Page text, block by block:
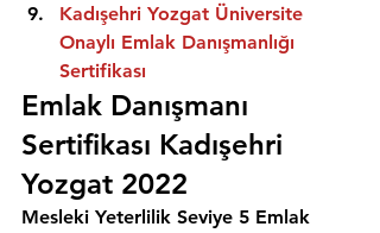
Kadışehri Yozgat Üniversite
Onaylı Emlak Danışmanlığı
Sertifikası
Emlak Danışmanı
Sertifikası Kadışehri
Yozgat 2022
Mesleki Yeterlilik Seviye 5 Emlak